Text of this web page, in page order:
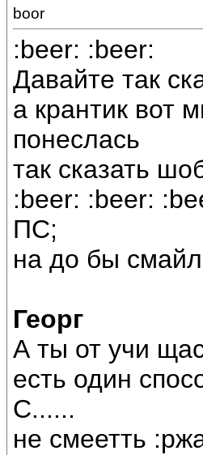
boor
:beer: :beer:
Давайте так
а крантик вот
понеслась
так сказать
:beer: :beer:
ПС;
на до бы смайл
Георг
А ты от учи
есть один
С......
не смеетть